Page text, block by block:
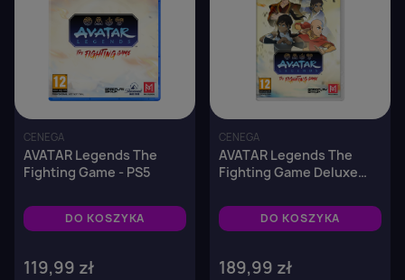
CENEGA
AVATAR Legends The
Fighting Game - PS5
DO KOSZYKA
119,99 zł
CENEGA
AVATAR Legends The
Fighting Game Deluxe
DO KOSZYKA
189,99 zł